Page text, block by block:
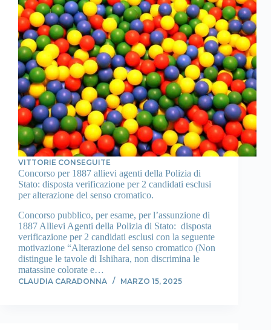
VITTORIE CONSEGUITE
Concorso per 1887 allievi agenti della Polizia di
Stato: disposta verificazione per 2 candidati esclusi
per alterazione del senso cromatico.
Concorso pubblico, per esame, per l’assunzione di
1887 Allievi Agenti della Polizia di Stato: disposta
verificazione per 2 candidati esclusi con la seguente
motivazione “Alterazione del senso cromatico (Non
distingue le tavole di Ishihara, non discrimina le
matassine colorate e…
CLAUDIA CARADONNA MARZO 15, 2025